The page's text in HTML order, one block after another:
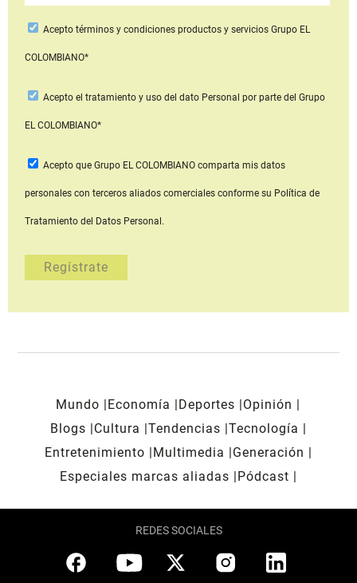
Aceptotérminos y condiciones productos y serviciosGrupo EL
COLOMBIANO*
Acepto el tratamiento y uso del dato Personal por parte del Grupo
EL COLOMBIANO*
Acepto que Grupo EL COLOMBIANOcomparta mis datos
personales con terceros aliados comerciales conforme su Política de
Tratamiento del Datos Personal.
Mundo Economía Deportes
Opinión
Blogs
Cultura Tendencias Tecnología
Entretenimiento
Multimedia
Generación
Especiales marcas aliadas
Pódcast
REDES SOCIALES